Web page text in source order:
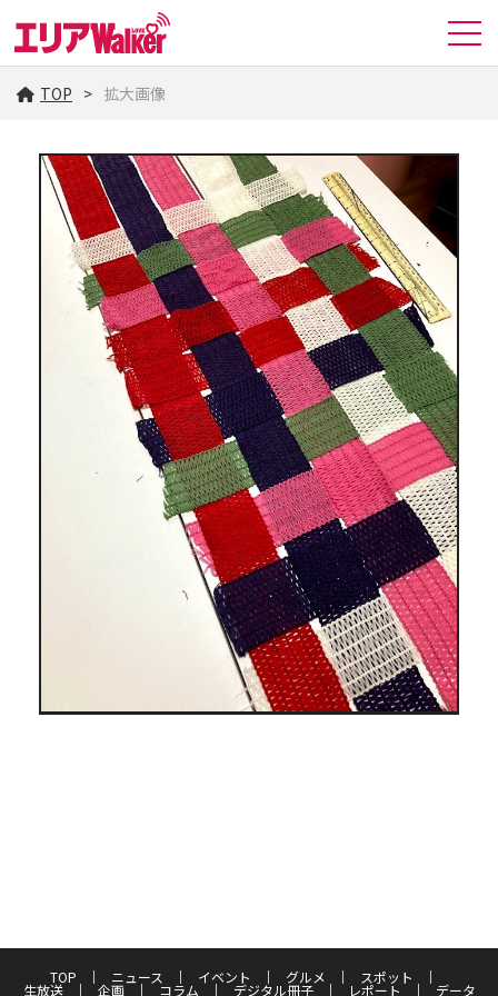
TOP 拡大画像
TOP ニュース イベント グルメ スポット
生放送 企画 コラム デジタル冊子 レポート データ